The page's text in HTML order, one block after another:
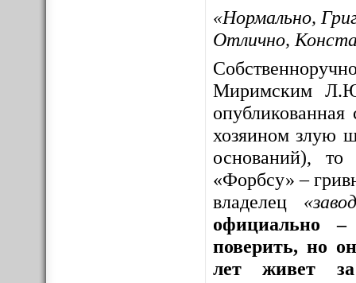
«Нормально,
Отлично,
Миримским
хозяином злую
оснований), то
«Форбсу» –
владелец
официально
поверить, но
лет живет за